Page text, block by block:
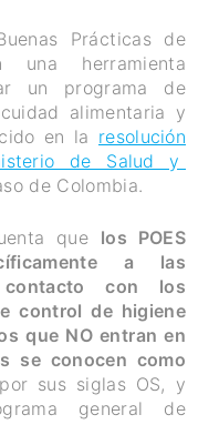
Prácticas de
una herramienta
un programa de
alimentaria y
en la resolución
de Salud y
de Colombia.
que los POES
a las
con los
control de higiene
que NO entran en
se conocen como
sus siglas OS, y
general de